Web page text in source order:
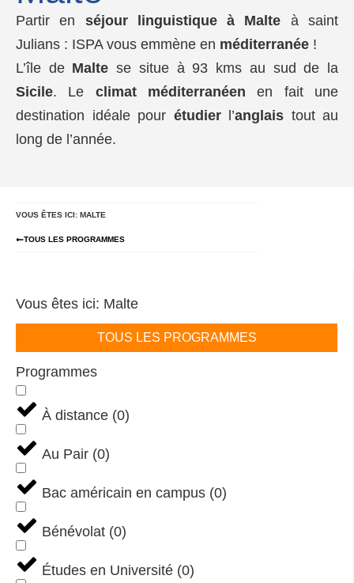
Partir en séjour linguistique à Malte à saint
Julians : ISPA vous emmène en méditerranée !
L’île de Malte se situe à 93 kms au sud de la
Sicile. Le climat méditerranéen en fait une
destination idéale pour étudierl’anglais tout au
long de l’année.
VOUS ÊTES ICI: MALTE
TOUS LES PROGRAMMES
Vous êtes ici: Malte
TOUS LES PROGRAMMES
Programmes
À distance (0)
Au Pair (0)
Bac américain en campus (0)
Bénévolat (0)
Études en Université (0)